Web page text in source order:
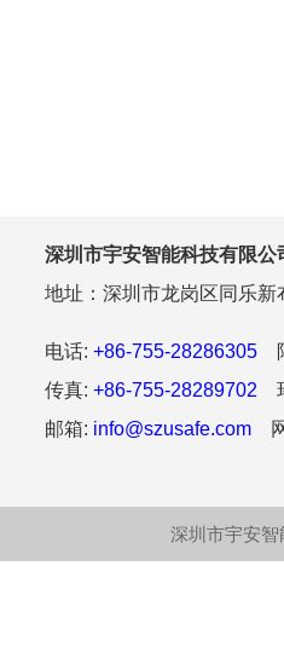
深圳市宇安智能科技有限公
地址：深圳市龙岗区同乐
电话: +86-755-28286305
传真: +86-755-28289702
邮箱: info@szusafe.com
深圳市宇安